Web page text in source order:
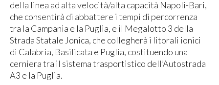
della linea ad alta velocità/alta capacità Napoli-Bari,
che consentirà di abbattere i tempi di percorrenza
tra la Campania e la Puglia, e il Megalotto 3 della
Strada Statale Jonica, che collegherà i litorali ionici
di Calabria, Basilicata e Puglia, costituendo una
cerniera tra il sistema trasportistico dell’Autostrada
A3 e la Puglia.